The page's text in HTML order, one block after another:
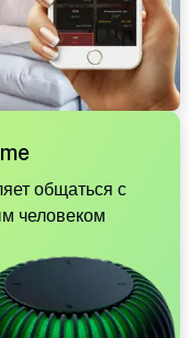
общаться с
человеком